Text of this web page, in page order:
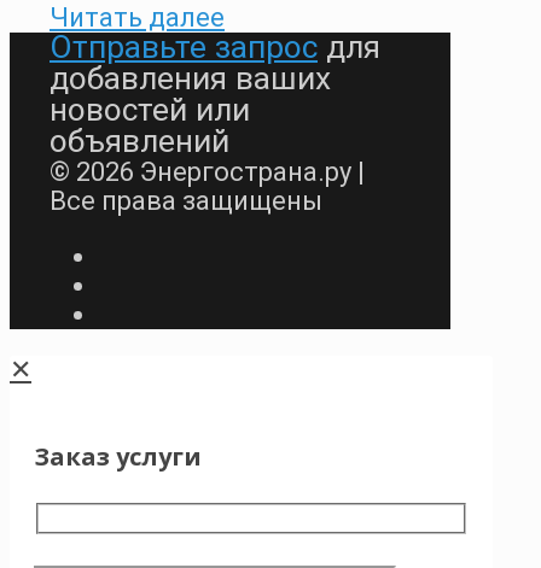
Читать далее
Отправьте запрос для
добавления ваших
новостей или
объявлений
© 2026 Энергострана.ру |
Все права защищены
✕
Заказ услуги